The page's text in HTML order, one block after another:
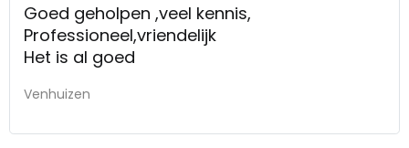
Goed geholpen ,veel kennis,
Professioneel,vriendelijk
Het is al goed
Venhuizen